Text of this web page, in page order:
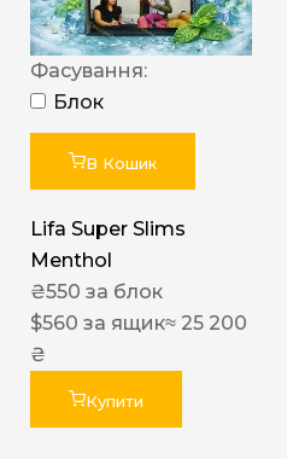
Фасування:
Блок
В Кошик
Lifa Super Slims
Menthol
₴550 за блок
$560 за ящик≈ 25 200
₴
Купити